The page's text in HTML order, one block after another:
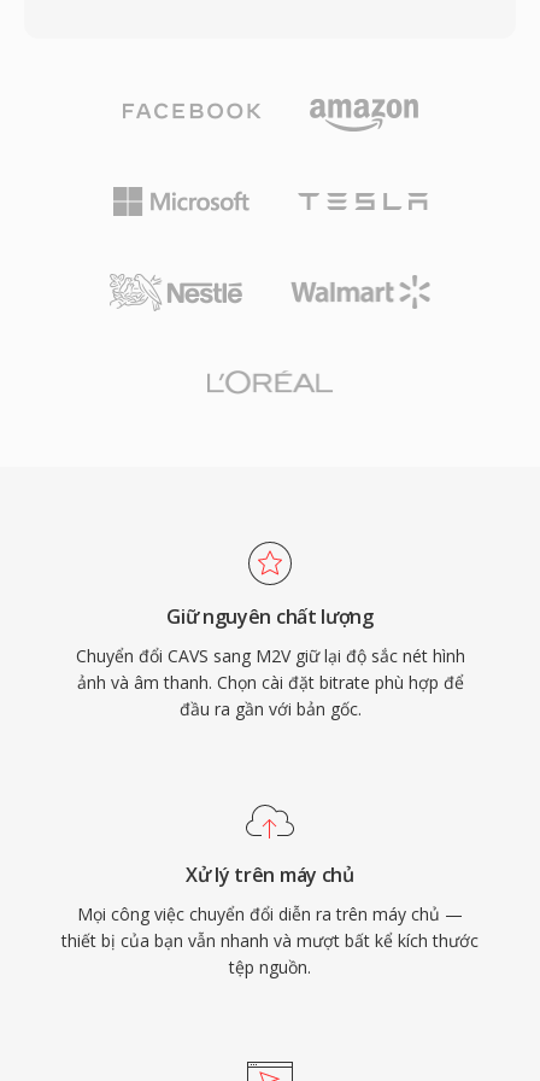
thống phát sóng truyền hình số quốc gia, đảm
bảo triển khai rộng rãi trên các đầu thu và tivi
dụng quốc tế hạn chế so với H.264 hoặc HEVC,
những thị trường truyền thông lớn nhất thế giới
và chứng minh một giải pháp quốc gia khả thi
thống trị toàn cầu.
đặc biệt là sản xuất DVD, nơi các luồng video
biệt trước khi được ghép lại thành định dạng bộ
chứa cuối cùng. Luồng M2V hỗ trợ cả chế độ
tiêu chuẩn đến 1920x1080 HD, với tốc độ bit
ứng dụng chuyên nghiệp. Việc sử dụng cả
hoặc thông tin đồng bộ, nó cần được ghép với
tệp âm thanh riêng để phát lại hoàn chỉnh.
Phần mềm tạo DVD thường yêu cầu đầu vào
M2V cùng với tệp âm thanh AC3 hoặc LPCM,
biến định dạng này thành bước trung gian thiết
yếu trong quy trình mastering đĩa chuyên
Giữ nguyên chất lượng
Chuyển đổi CAVS sang M2V giữ lại độ sắc nét hình
ảnh và âm thanh. Chọn cài đặt bitrate phù hợp để
đầu ra gần với bản gốc.
Xử lý trên máy chủ
Mọi công việc chuyển đổi diễn ra trên máy chủ —
thiết bị của bạn vẫn nhanh và mượt bất kể kích thước
tệp nguồn.